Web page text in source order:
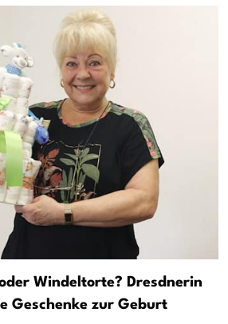
Windeltorte? Dresdnerin
Geschenke zur Geburt